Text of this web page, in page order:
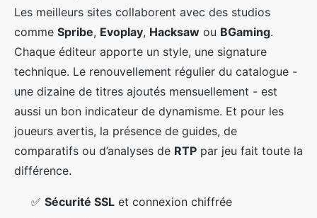
Les meilleurs sites collaborent avec des studios
comme Spribe, Evoplay, Hacksaw ou BGaming.
Chaque éditeur apporte un style, une signature
technique. Le renouvellement régulier du catalogue -
une dizaine de titres ajoutés mensuellement - est
aussi un bon indicateur de dynamisme. Et pour les
joueurs avertis, la présence de guides, de
comparatifs ou d’analyses de RTP par jeu fait toute la
différence.
✅ Sécurité SSL et connexion chiffrée